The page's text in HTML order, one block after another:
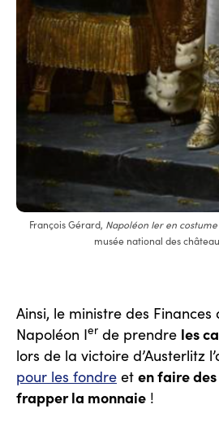
François Gérard, Napoléon Ier en
musée national des
Ainsi, le ministre des
Napoléon Ier de prendre les
lors de la victoire d’Austerlitz
pour les fondre et en faire
frapper la monnaie !